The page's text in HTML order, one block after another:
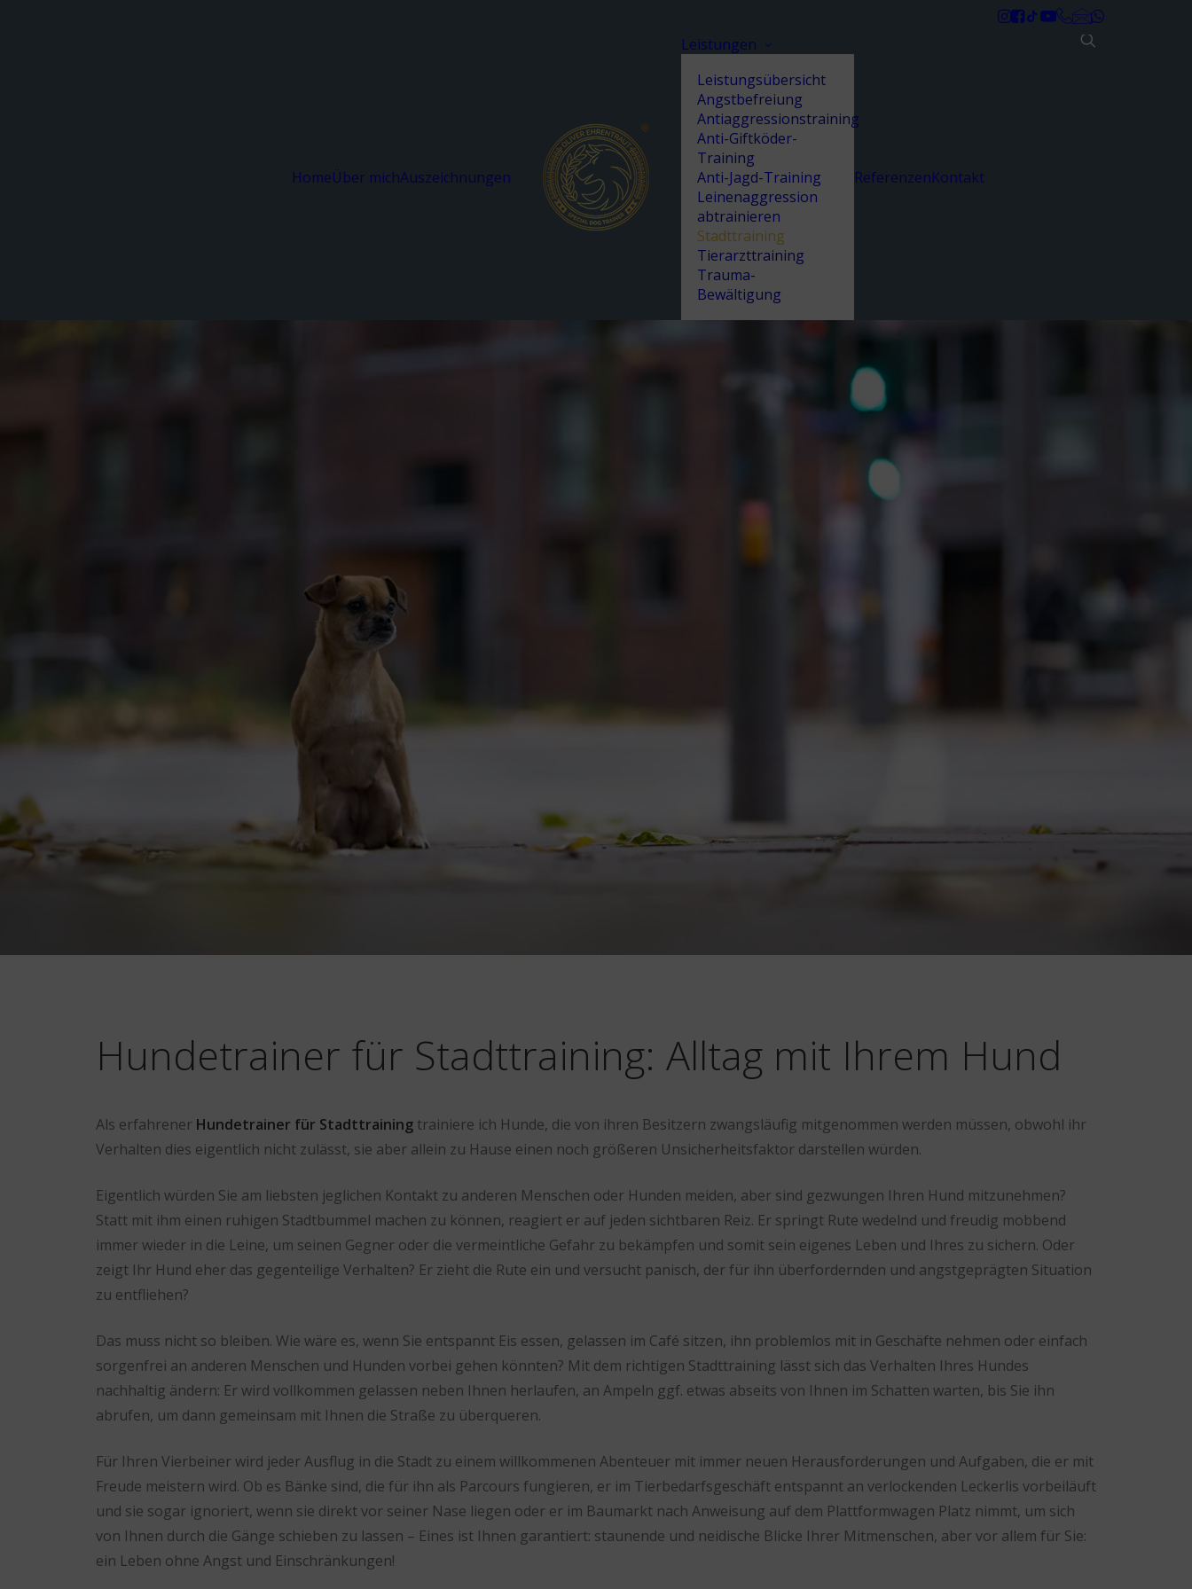
HomeÜber michAuszeichnungen
Leistungen
Leistungsübersicht
Angstbefreiung
Antiaggressionstraining
Anti-Giftköder-
Training
Anti-Jagd-Training
Leinenaggression
abtrainieren
Stadttraining
Tierarzttraining
Trauma-
Bewältigung
ReferenzenKontakt
Hundetrainer für Stadttraining: Alltag mit Ihrem Hund
Als erfahrener Hundetrainer für Stadttraining trainiere ich Hunde, die von ihren Besitzern zwangsläufig mitgenommen werden müssen, obwohl ihr
Verhalten dies eigentlich nicht zulässt, sie aber allein zu Hause einen noch größeren Unsicherheitsfaktor darstellen würden.
Eigentlich würden Sie am liebsten jeglichen Kontakt zu anderen Menschen oder Hunden meiden, aber sind gezwungen Ihren Hund mitzunehmen?
Statt mit ihm einen ruhigen Stadtbummel machen zu können, reagiert er auf jeden sichtbaren Reiz. Er springt Rute wedelnd und freudig mobbend
immer wieder in die Leine, um seinen Gegner oder die vermeintliche Gefahr zu bekämpfen und somit sein eigenes Leben und Ihres zu sichern. Oder
zeigt Ihr Hund eher das gegenteilige Verhalten? Er zieht die Rute ein und versucht panisch, der für ihn überfordernden und angstgeprägten Situation
zu entfliehen?
Das muss nicht so bleiben. Wie wäre es, wenn Sie entspannt Eis essen, gelassen im Café sitzen, ihn problemlos mit in Geschäfte nehmen oder einfach
sorgenfrei an anderen Menschen und Hunden vorbei gehen könnten? Mit dem richtigen Stadttraining lässt sich das Verhalten Ihres Hundes
nachhaltig ändern: Er wird vollkommen gelassen neben Ihnen herlaufen, an Ampeln ggf. etwas abseits von Ihnen im Schatten warten, bis Sie ihn
abrufen, um dann gemeinsam mit Ihnen die Straße zu überqueren.
Für Ihren Vierbeiner wird jeder Ausflug in die Stadt zu einem willkommenen Abenteuer mit immer neuen Herausforderungen und Aufgaben, die er mit
Freude meistern wird. Ob es Bänke sind, die für ihn als Parcours fungieren, er im Tierbedarfsgeschäft entspannt an verlockenden Leckerlis vorbeiläuft
und sie sogar ignoriert, wenn sie direkt vor seiner Nase liegen oder er im Baumarkt nach Anweisung auf dem Plattformwagen Platz nimmt, um sich
von Ihnen durch die Gänge schieben zu lassen – Eines ist Ihnen garantiert: staunende und neidische Blicke Ihrer Mitmenschen, aber vor allem für Sie:
ein Leben ohne Angst und Einschränkungen!